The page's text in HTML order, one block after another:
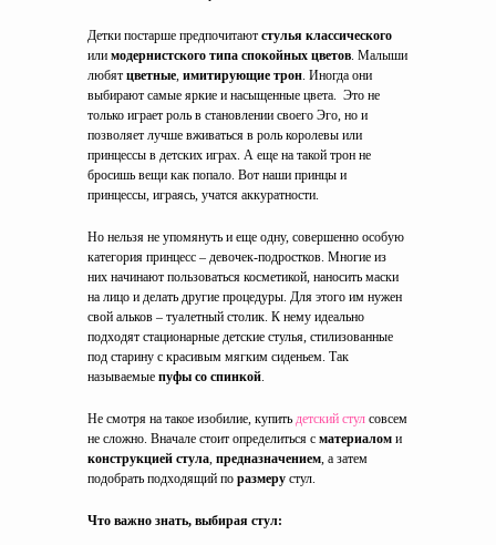
Детки постарше предпочитают стулья классического
или модернистского типа спокойных цветов. Малыши
любят цветные, имитирующие трон. Иногда они
выбирают самые яркие и насыщенные цвета. Это не
только играет роль в становлении своего Эго, но и
позволяет лучше вживаться в роль королевы или
принцессы в детских играх. А еще на такой трон не
бросишь вещи как попало. Вот наши принцы и
принцессы, играясь, учатся аккуратности.
Но нельзя не упомянуть и еще одну, совершенно особую
категория принцесс – девочек-подростков. Многие из
них начинают пользоваться косметикой, наносить маски
на лицо и делать другие процедуры. Для этого им нужен
свой альков – туалетный столик. К нему идеально
подходят стационарные детские стулья, стилизованные
под старину с красивым мягким сиденьем. Так
называемые пуфы со спинкой.
Не смотря на такое изобилие, купить детский стул совсем
не сложно. Вначале стоит определиться с материалом и
конструкцией стула, предназначением, а затем
подобрать подходящий по размеру стул.
Что важно знать, выбирая стул: